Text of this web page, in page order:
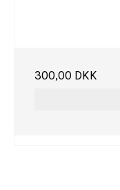
300,00 DKK